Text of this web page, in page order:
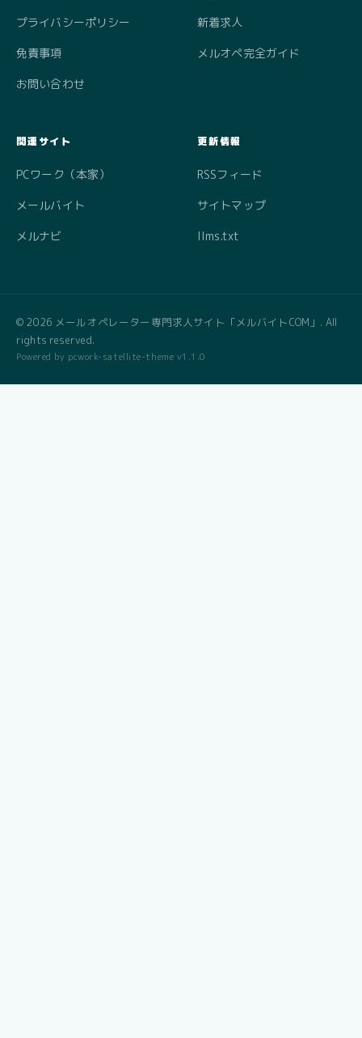
プライバシーポリシー
免責事項
お問い合わせ
新着求人
メルオペ完全ガイド
関連サイト
PCワーク（本家）
メールバイト
メルナビ
更新情報
RSSフィード
サイトマップ
llms.txt
© 2026 メールオペレーター専門求人サイト「メルバイトCOM」. All
rights reserved.
Powered by pcwork-satellite-theme v1.1.0